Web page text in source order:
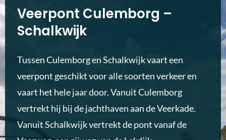
Veerpont Culemborg –
Schalkwijk
Tussen Culemborg en Schalkwijk vaart een
veerpont geschikt voor alle soorten verkeer en
vaart het hele jaar door. Vanuit Culemborg
vertrekt hij bij de jachthaven aan de Veerkade.
Vanuit Schalkwijk vertrekt de pont vanaf de